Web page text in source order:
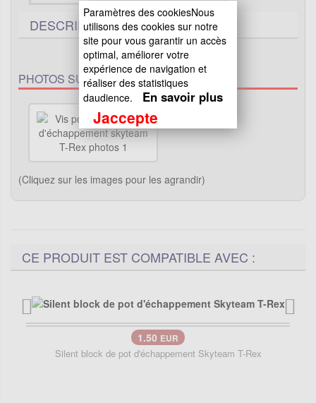
DESCRIPTIF TECHNIQUE
PHOTOS SUPPLÉMENTAIRES :
(Cliquez sur les images pour les agrandir)
CE PRODUIT EST COMPATIBLE AVEC :
1.50 EUR
Silent block de pot d'échappement Skyteam T-Rex
Paramètres des cookiesNous
utilisons des cookies sur notre
site pour vous garantir un accès
optimal, améliorer votre
expérience de navigation et
réaliser des statistiques
daudience.
En savoir plus
Jaccepte